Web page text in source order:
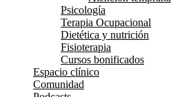
Psicología
Terapia Ocupacional
Dietética y nutrición
Fisioterapia
Cursos bonificados
Espacio clínico
Comunidad